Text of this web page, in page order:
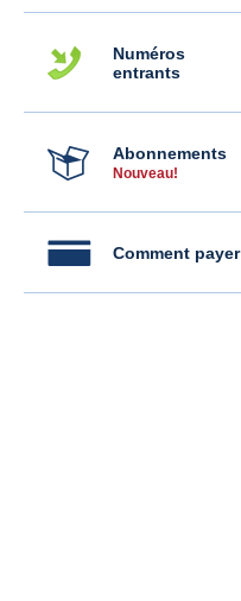
Numéros
entrants
Abonnements
Nouveau!
Comment payer